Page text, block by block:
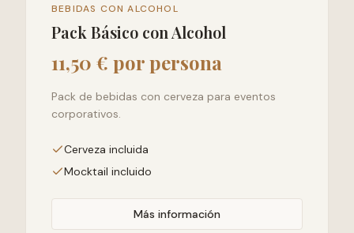
BEBIDAS CON ALCOHOL
Pack Básico con Alcohol
11,50 € por persona
Pack de bebidas con cerveza para eventos
corporativos.
Cerveza incluida
Mocktail incluido
Más información